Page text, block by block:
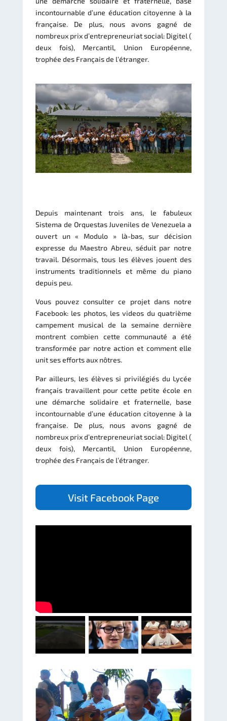
incontournable d’une éducation citoyenne à la
française. De plus, nous avons gagné de
nombreux prix d’entrepreneuriat social: Digitel (
deux fois), Mercantil, Union Européenne,
trophée des Français de l’étranger.
Depuis maintenant trois ans, le fabuleux
Sistema de Orquestas Juveniles de Venezuela a
ouvert un « Modulo » là-bas, sur décision
expresse du Maestro Abreu, séduit par notre
travail. Désormais, tous les élèves jouent des
instruments traditionnels et même du piano
depuis peu.
Vous pouvez consulter ce projet dans notre
Facebook: les photos, les videos du quatrième
campement musical de la semaine dernière
montrent combien cette communauté a été
transformée par notre action et comment elle
unit ses efforts aux nôtres.
Par ailleurs, les élèves si privilégiés du Lycée
français travaillent pour cette petite école en
une démarche solidaire et fraternelle, base
incontournable d’une éducation citoyenne à la
française. De plus, nous avons gagné de
nombreux prix d’entrepreneuriat social: Digitel (
deux fois), Mercantil, Union Européenne,
trophée des Français de l’étranger.
Visit Facebook Page